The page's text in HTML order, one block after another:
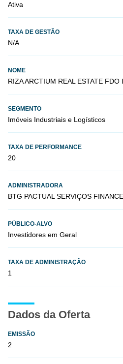
Ativa
TAXA DE GESTÃO
N/A
NOME
RIZA ARCTIUM REAL ESTATE FDO
SEGMENTO
Imóveis Industriais e Logísticos
TAXA DE PERFORMANCE
20
ADMINISTRADORA
BTG PACTUAL SERVIÇOS
PÚBLICO-ALVO
Investidores em Geral
TAXA DE ADMINISTRAÇÃO
1
Dados da Oferta
EMISSÃO
2